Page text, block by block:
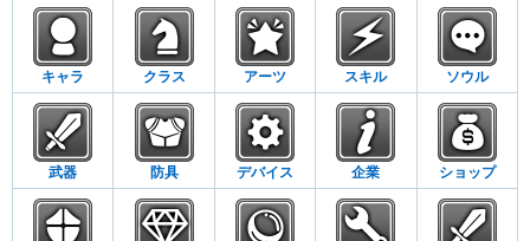
キャラ クラス アーツ スキル ソウル
武器 防具 デバイス 企業 ショップ